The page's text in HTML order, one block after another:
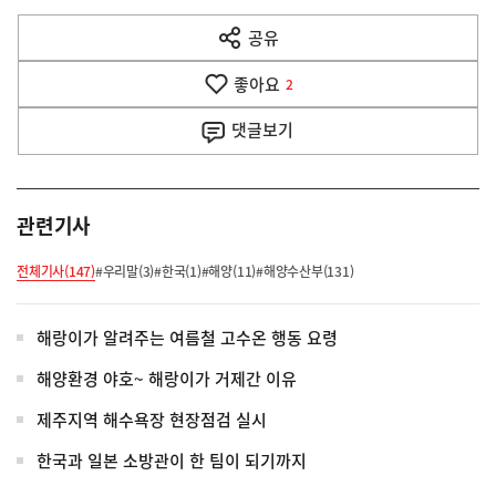
다
음
공유
열
기
좋아요 2
댓글보기
관련기사
전체기사(147)#우리말(3)#한국(1)#해양(11)#해양수산부(131)
해랑이가 알려주는 여름철 고수온 행동 요령
해양환경 야호~ 해랑이가 거제간 이유
제주지역 해수욕장 현장점검 실시
한국과 일본 소방관이 한 팀이 되기까지